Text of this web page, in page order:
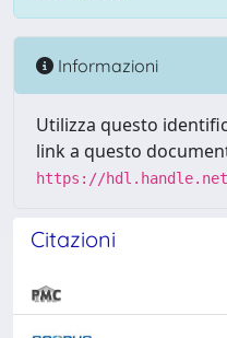
Informazioni
Utilizza questo
link a questo
https://hdl.handle.net/
Citazioni